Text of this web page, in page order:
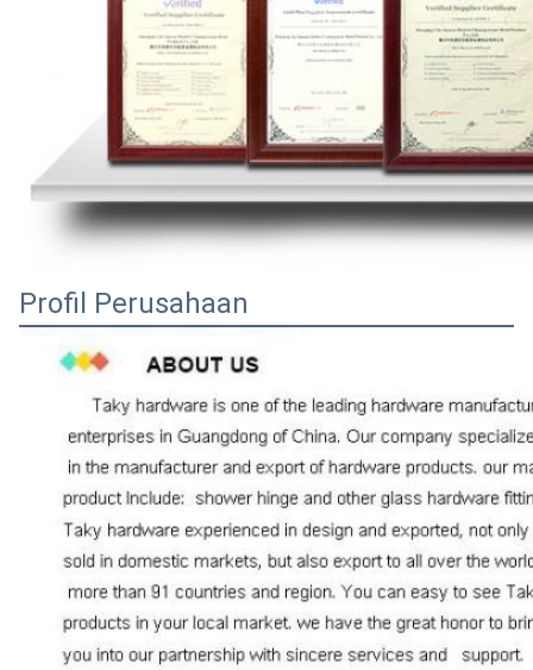
Profil Perusahaan